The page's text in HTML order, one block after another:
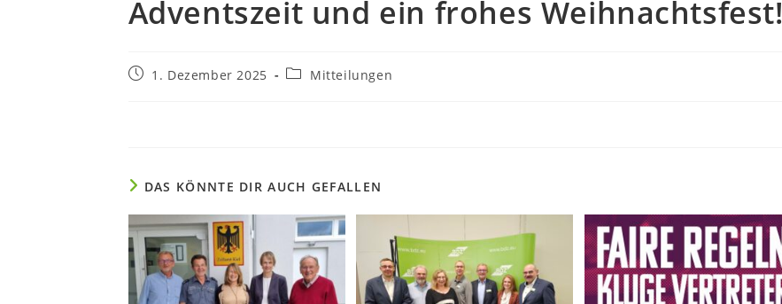
Adventszeit und ein frohes Weihnachtsfest!
1. Dezember 2025 Mitteilungen
DAS KÖNNTE DIR AUCH GEFALLEN